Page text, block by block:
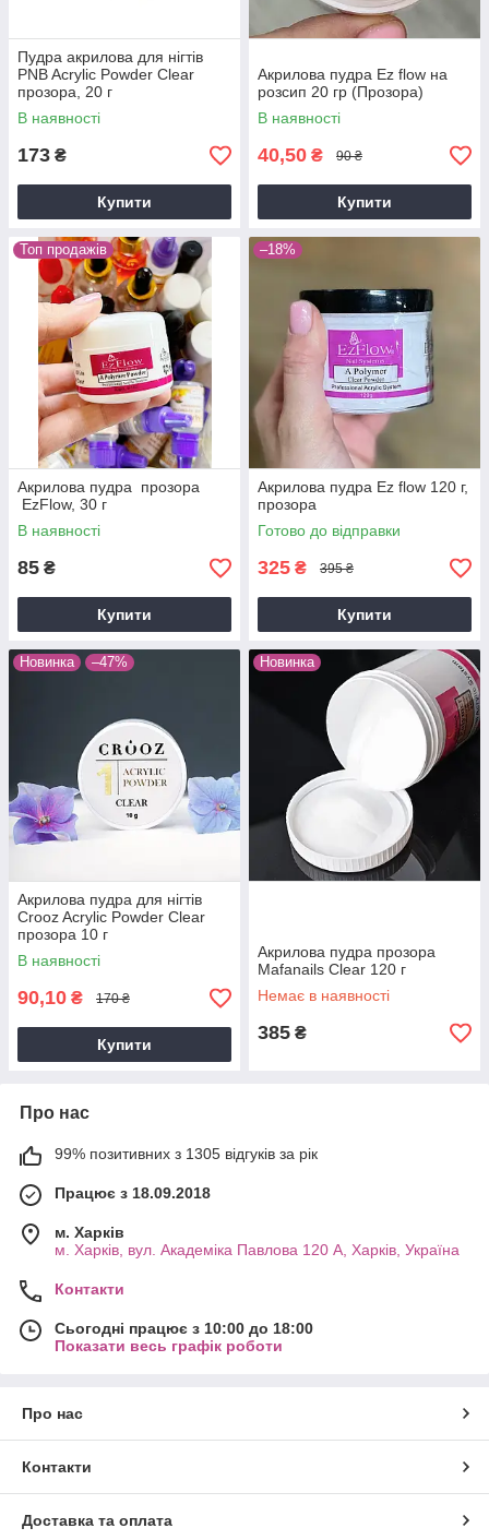
Пудра акрилова для нігтів
PNB Acrylic Powder Clear
прозора, 20 г
В наявності
173 ₴
Купити
Акрилова пудра Ez flow на
розсип 20 гр (Прозора)
В наявності
40,50 ₴ 90 ₴
Купити
Топ продажів
Акрилова пудра прозора
EzFlow, 30 г
В наявності
85 ₴
Купити
–18%
Акрилова пудра Ez flow 120 г,
прозора
Готово до відправки
325 ₴ 395 ₴
Купити
Новинка –47%
Акрилова пудра для нігтів
Crooz Acrylic Powder Clear
прозора 10 г
В наявності
90,10 ₴ 170 ₴
Купити
Новинка
Акрилова пудра прозора
Mafanails Clear 120 г
Немає в наявності
385 ₴
Про нас
99% позитивних з 1305 відгуків за рік
Працює з 18.09.2018
м. Харків
м. Харків, вул. Академіка Павлова 120 А, Харків, Україна
Контакти
Сьогодні працює з 10:00 до 18:00
Показати весь графік роботи
Про нас
Контакти
Доставка та оплата